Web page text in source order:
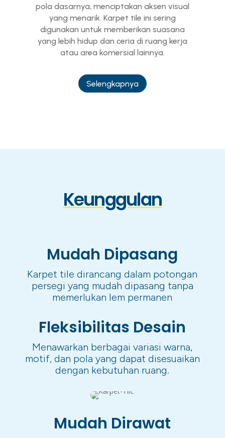
pola dasarnya, menciptakan aksen visual
yang menarik. Karpet tile ini sering
digunakan untuk memberikan suasana
yang lebih hidup dan ceria di ruang kerja
atau area komersial lainnya.
Selengkapnya
Keunggulan
Mudah Dipasang
Karpet tile dirancang dalam potongan
persegi yang mudah dipasang tanpa
memerlukan lem permanen
Fleksibilitas Desain
Menawarkan berbagai variasi warna,
motif, dan pola yang dapat disesuaikan
dengan kebutuhan ruang.
Mudah Dirawat